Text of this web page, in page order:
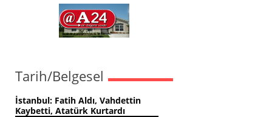
Tarih/Belgesel
İstanbul: Fatih Aldı, Vahdettin
Kaybetti, Atatürk Kurtardı